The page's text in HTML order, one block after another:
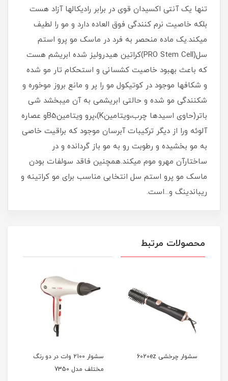
تنها یک آنتی اکسیدان قوی در برابر رادیکالها آزاد هست
بلکه خاصیت نرم کنندگی فوق العاده دارد و مو را لطیف
میکند.یک ماده منحصر به فرد در ماسک مو پرو استم
سل(PRO Stem Cell)کراتین هیدرولیز شده ابریشم هست
که باعث بهبود خاصیت کشسانی و استحکام تار مو شده
و شکافها موجود در کوتیکول مو را پر و مانع بروز موخوره و
شکنندگی مو شده و حالتی ابریشمی به آن میبخشد شی
باتر(حاوی اسیدها چرب،ویتامینK)،پرو ویتامینB5و عصاره
آلوئه ورا از دیگر ترکیبات آبرسان موجود که براقیت خاصی
به مو بخشیده و رطوبت رو به مو باز گردانده و در
ساختارآن مهرو موم میکند.همچنین فاقد سولفات بودن
ماسک مو پرو استم سل انتخابی مناسب برای مو کراتینه و
ریباندینگ و...است.
محصولات مرتبط
سشوار چرخشی 6020ez
سشوار 2100 وات در دو رنگ
مختلف مدل 7350